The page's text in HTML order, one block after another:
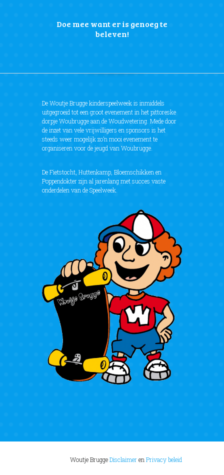
Doe mee want er is genoeg te
beleven!
De Woutje Brugge kinderspeelweek is inmiddels
uitgegroeid tot een groot evenement in het pittoreske
dorpje Woubrugge aan de Woudwetering. Mede door
de inzet van vele vrijwilligers en sponsors is het
steeds weer mogelijk zo’n mooi evenement te
organiseren voor de jeugd van Woubrugge.
De Fietstocht, Huttenkamp, Bloemschikken en
Poppendokter zijn al jarenlang met succes vaste
onderdelen van de Speelweek.
Woutje BruggeDisclaimerenPrivacy beleid